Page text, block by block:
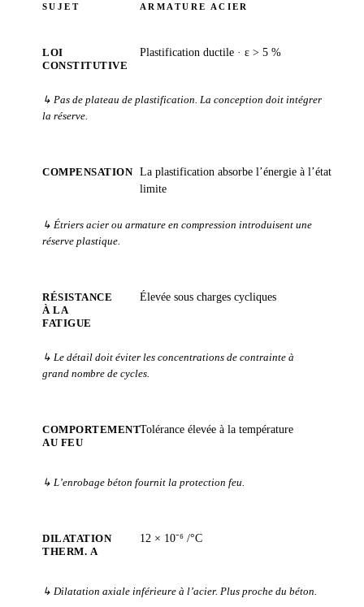
SUJET ARMATURE ACIER
LOI
CONSTITUTIVE
Plastification ductile · ε > 5 %
↳ Pas de plateau de plastification. La conception doit intégrer
la réserve.
COMPENSATION La plastification absorbe l’énergie à l’état
limite
↳ Étriers acier ou armature en compression introduisent une
réserve plastique.
RÉSISTANCE
À LA
FATIGUE
Élevée sous charges cycliques
↳ Le détail doit éviter les concentrations de contrainte à
grand nombre de cycles.
COMPORTEMENT
AU FEU
Tolérance élevée à la température
↳ L’enrobage béton fournit la protection feu.
DILATATION
THERM. Α
12 × 10⁻⁶ /°C
↳ Dilatation axiale inférieure à l’acier. Plus proche du béton.